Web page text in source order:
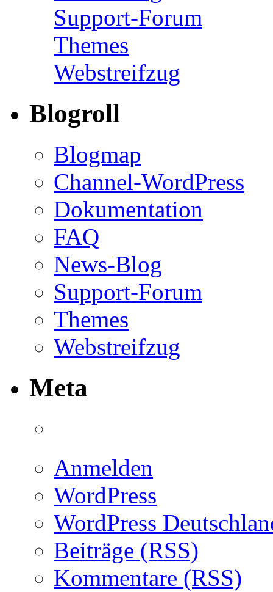
Support-Forum
Themes
Webstreifzug
Blogroll
Blogmap
Channel-WordPress
Dokumentation
FAQ
News-Blog
Support-Forum
Themes
Webstreifzug
Meta
Anmelden
WordPress
WordPress
Beiträge (RSS)
Kommentare (RSS)